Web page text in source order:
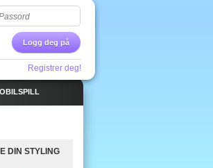
Logg deg på
Registrer deg!
DIN STYLING